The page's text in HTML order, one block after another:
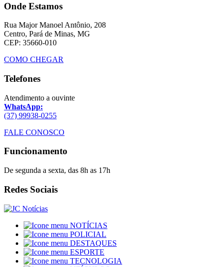
Onde Estamos
Rua Major Manoel Antônio, 208
Centro, Pará de Minas, MG
CEP: 35660-010
COMO CHEGAR
Telefones
Atendimento a ouvinte
WhatsApp:
(37) 99938-0255
FALE CONOSCO
Funcionamento
De segunda a sexta, das 8h as 17h
Redes Sociais
NOTÍCIAS
POLICIAL
DESTAQUES
ESPORTE
TECNOLOGIA